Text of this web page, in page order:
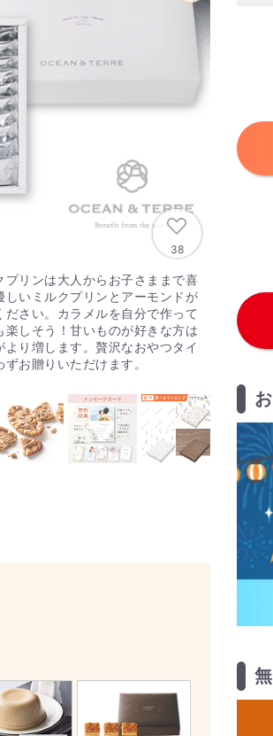
38
リンは大人からお子さままで喜
いミルクプリンとアーモンドが
さい。カラメルを自分で作って
しそう！甘いものが好きな方は
り増します。贅沢なおやつタイ
お贈りいただけます。